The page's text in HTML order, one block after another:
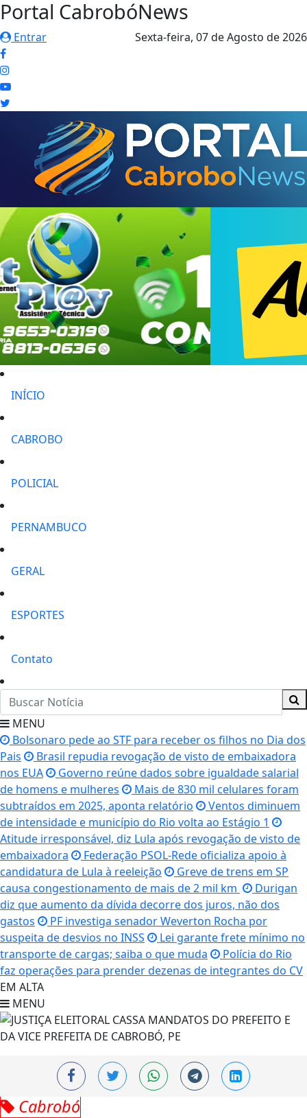
Portal CabrobóNews
Entrar Sexta-feira, 07 de Agosto de 2026
INÍCIO
CABROBO
POLICIAL
PERNAMBUCO
GERAL
ESPORTES
Contato
MENU
Bolsonaro pede ao STF para receber os filhos no Dia dos
Pais
Brasil repudia revogação de visto de embaixadora
nos EUA
Governo reúne dados sobre igualdade salarial
de homens e mulheres
Mais de 830 mil celulares foram
subtraídos em 2025, aponta relatório
Ventos diminuem
de intensidade e município do Rio volta ao Estágio 1
Atitude irresponsável, diz Lula após revogação de visto de
embaixadora
Federação PSOL-Rede oficializa apoio à
candidatura de Lula à reeleição
Greve de trens em SP
causa congestionamento de mais de 2 mil km
Durigan
diz que aumento da dívida decorre dos juros, não dos
gastos
PF investiga senador Weverton Rocha por
suspeita de desvios no INSS
Lei garante frete mínimo no
transporte de cargas; saiba o que muda
Polícia do Rio
faz operações para prender dezenas de integrantes do CV
EM ALTA
MENU
Cabrobó